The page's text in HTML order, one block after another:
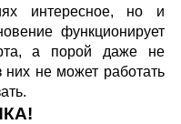
интересное, но и
функционирует
а порой даже не
них не может работать